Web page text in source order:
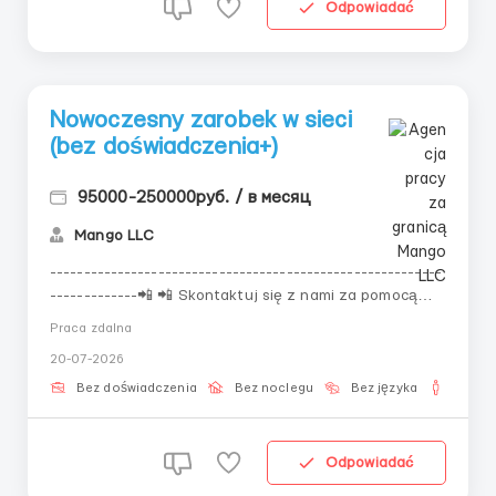
Odpowiadać
Nowoczesny zarobek w sieci
(bez doświadczenia+)
95000-250000руб. / в месяц
Mango LLC
----------------------------------------------------------
-------------📲 📲 Skontaktuj się z nami za pomocą
-------------------------------------------------------
Dzisiaj nawet osoba bez doświadcze...
Praca zdalna
20-07-2026
Bez doświadczenia Bez noclegu Bez języka
Odpowiadać